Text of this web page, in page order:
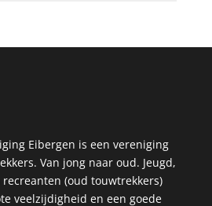
Eibergen is een vereniging
Van jong naar oud. Jeugd,
(oud touwtrekkers)
veelzijdigheid en een goede